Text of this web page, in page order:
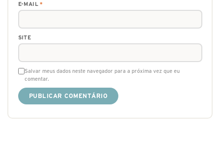
E-MAIL*
SITE
Salvar meus dados neste navegador para a próxima vez que eu
comentar.